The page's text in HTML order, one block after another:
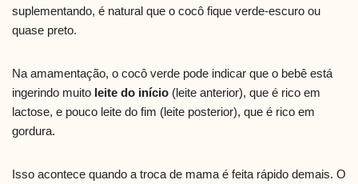
suplementando, é natural que o cocô fique verde-escuro ou
quase preto.
Na amamentação, o cocô verde pode indicar que o bebê está
ingerindo muito leite do início (leite anterior), que é rico em
lactose, e pouco leite do fim (leite posterior), que é rico em
gordura.
Isso acontece quando a troca de mama é feita rápido demais. O